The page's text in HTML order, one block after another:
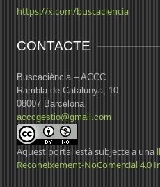
https://x.com/buscaciencia
CONTACTE
Buscaciència – ACCC
Rambla de Catalunya, 10
08007 Barcelona
acccgestio@gmail.com
Aquest portal està subjecte a una
Reconeixement-NoComercial 4.0